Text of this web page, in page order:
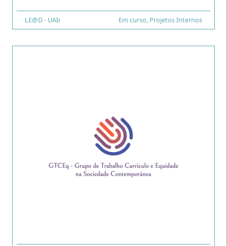
Financiamento
LE@D - UAb
Tipo Em curso, Projetos Internos